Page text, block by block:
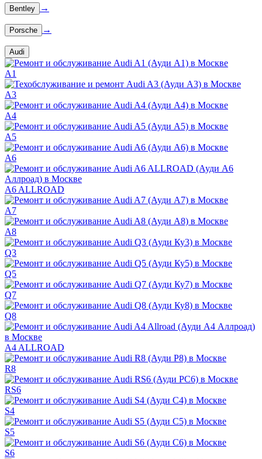
Bentley →
Porsche →
Audi
A1
A3
A4
A5
A6
A6 ALLROAD
A7
A8
Q3
Q5
Q7
Q8
A4 ALLROAD
R8
RS6
S4
S5
S6